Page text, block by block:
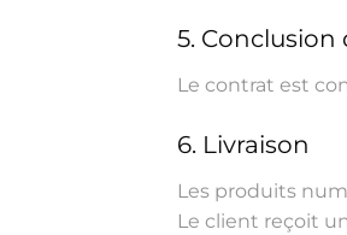
5.
Le contrat est
6. Livraison
Les produits
Le client reçoit